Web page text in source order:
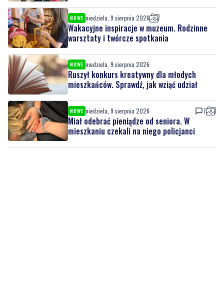
NOWE niedziela, 9 sierpnia 2026
Tu można znaleźć prawdziwe perełki. Pchli
targ cieszy się zainteresowaniem
NOWE niedziela, 9 sierpnia 2026
Wakacyjne inspiracje w muzeum. Rodzinne
warsztaty i twórcze spotkania
NOWE niedziela, 9 sierpnia 2026
Ruszył konkurs kreatywny dla młodych
mieszkańców. Sprawdź, jak wziąć udział
NOWE niedziela, 9 sierpnia 2026 7